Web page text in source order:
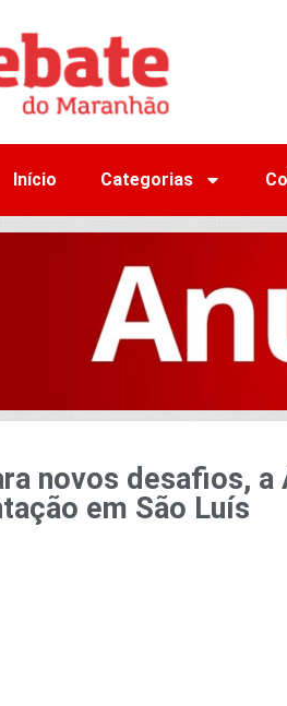
Início Categorias
novos desafios,
em São Luís